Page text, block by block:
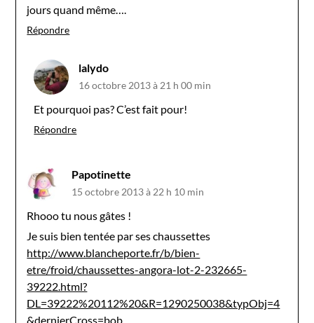
jours quand même….
Répondre
lalydo
16 octobre 2013 à 21 h 00 min
Et pourquoi pas? C’est fait pour!
Répondre
Papotinette
15 octobre 2013 à 22 h 10 min
Rhooo tu nous gâtes !
Je suis bien tentée par ses chaussettes
http://www.blancheporte.fr/b/bien-
etre/froid/chaussettes-angora-lot-2-232665-
39222.html?
DL=39222%20112%20&R=1290250038&typObj=4
&dernierCross=bob